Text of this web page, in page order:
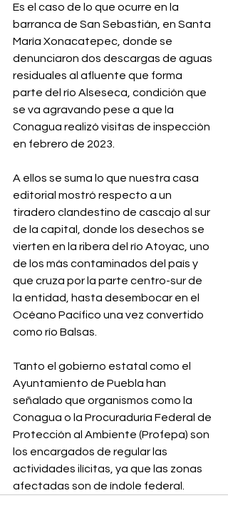
Es el caso de lo que ocurre en la
barranca de San Sebastián, en Santa
María Xonacatepec, donde se
denunciaron dos descargas de aguas
residuales al afluente que forma
parte del río Alseseca, condición que
se va agravando pese a que la
Conagua realizó visitas de inspección
en febrero de 2023.⁣
A ellos se suma lo que nuestra casa
editorial mostró respecto a un
tiradero clandestino de cascajo al sur
de la capital, donde los desechos se
vierten en la ribera del río Atoyac, uno
de los más contaminados del país y
que cruza por la parte centro-sur de
la entidad, hasta desembocar en el
Océano Pacífico una vez convertido
como río Balsas.⁣
Tanto el gobierno estatal como el
Ayuntamiento de Puebla han
señalado que organismos como la
Conagua o la Procuraduría Federal de
Protección al Ambiente (Profepa) son
los encargados de regular las
actividades ilícitas, ya que las zonas
afectadas son de índole federal.